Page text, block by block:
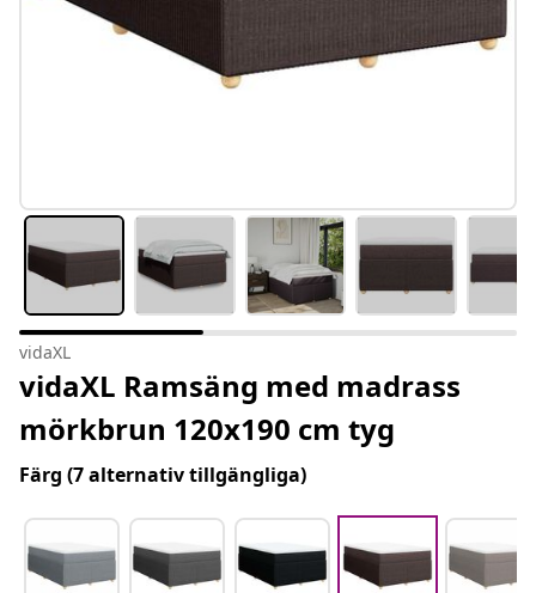
vidaXL
vidaXL Ramsäng med madrass
mörkbrun 120x190 cm tyg
Färg (7 alternativ tillgängliga)